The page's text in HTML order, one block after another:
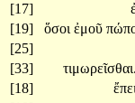
[17]
[19]
ὅσοι ἐμοῦ
[25]
[33]
τιμωρεῖσθαι.
[18]